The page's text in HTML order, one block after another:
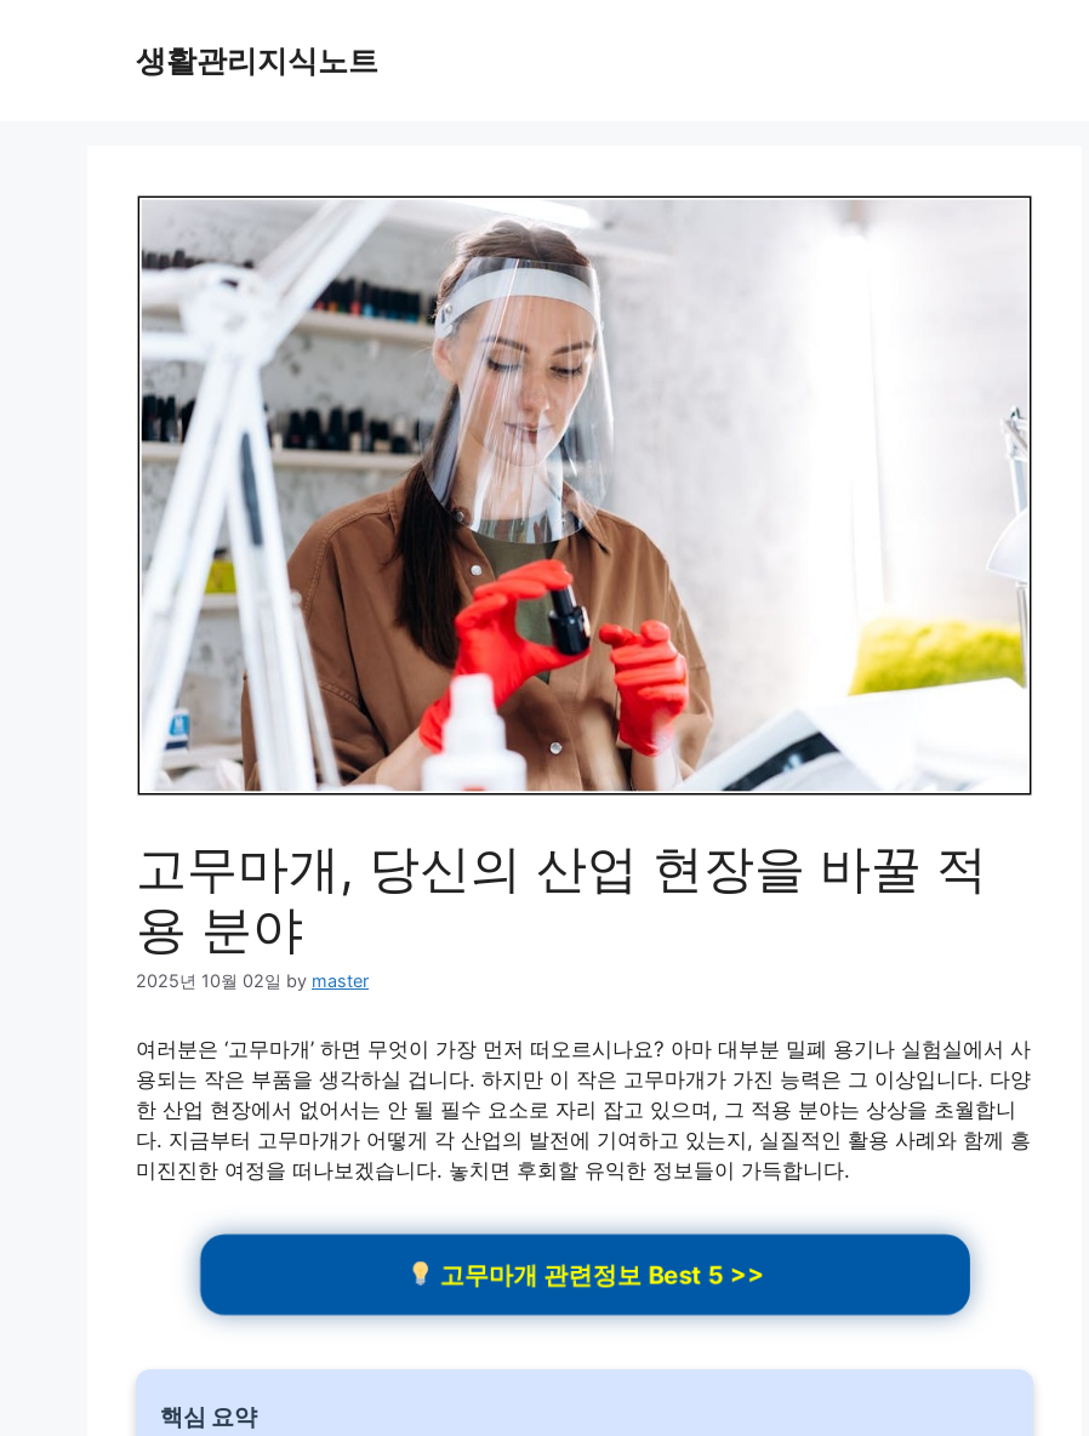
생활관리지식노트
고무마개, 당신의 산업 현장을 바꿀 적
용 분야
2025년 10월 02일 by master
여러분은 ‘고무마개’ 하면 무엇이 가장 먼저 떠오르시나요? 아마 대부분 밀폐 용기나 실험실에서 사
용되는 작은 부품을 생각하실 겁니다. 하지만 이 작은 고무마개가 가진 능력은 그 이상입니다. 다양
한 산업 현장에서 없어서는 안 될 필수 요소로 자리 잡고 있으며, 그 적용 분야는 상상을 초월합니
다. 지금부터 고무마개가 어떻게 각 산업의 발전에 기여하고 있는지, 실질적인 활용 사례와 함께 흥
미진진한 여정을 떠나보겠습니다. 놓치면 후회할 유익한 정보들이 가득합니다.
고무마개 관련정보 Best 5 >>
핵심 요약